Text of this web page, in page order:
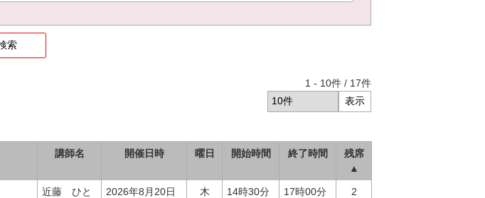
1 - 10件 / 17件
講師名 開催日時 曜日 開始時間 終了時間
残席
▲
近藤 ひと
2026年8月20日 木 14時30分 17時00分 2